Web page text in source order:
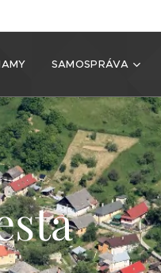
SAMOSPRÁVA